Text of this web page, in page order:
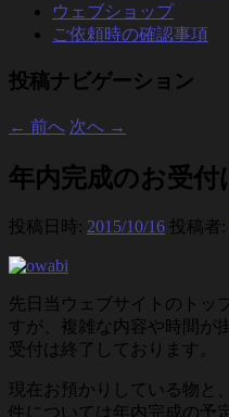
ウェブショップ
ご依頼時の確認事項
投稿ナビゲーション
← 前へ 次へ →
年内完成のお受
投稿日時: 2015/10/16 投稿者:
先日当ウェブサイトのトッ
すが、複雑な内容や時間が
受付は終了しております。
現在お預かりしている物と
件については年内完成の予